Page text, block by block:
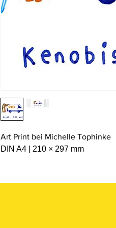
Art Print bei Michelle Tophinke
DIN A4 | 210 × 297 mm